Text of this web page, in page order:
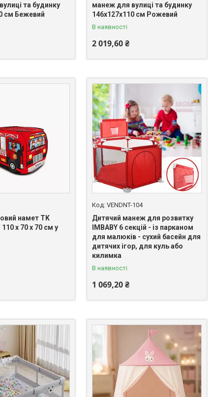
та будинку
см Бежевий
манеж для вулиці та будинку
146х127х110 см Рожевий
В наявності
2 019,60 ₴
намет TK
х 70 х 70 см у
VENDNT-104
Дитячий манеж для розвитку
IMBABY 6 секцій - із парканом
для малюків - сухий басейн для
дитячих ігор, для куль або
килимка
В наявності
1 069,20 ₴